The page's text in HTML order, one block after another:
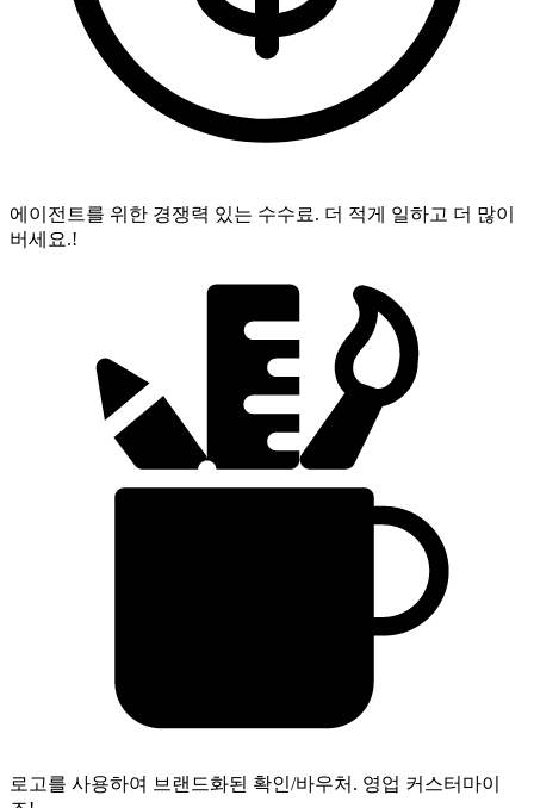
에이전트를 위한 경쟁력 있는 수수료. 더 적게 일하고 더 많이
버세요.!
로고를 사용하여 브랜드화된 확인/바우처. 영업 커스터마이